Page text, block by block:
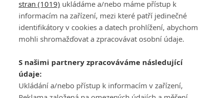
PŘIHLÁSIT
REGISTROVAT
DISKUZE
Šéfredaktorkou webu jePetr Slavík, e-mailserialy@fandimefilmu.cz
Máte-li zájem o inzerci na našem webu napište nám na e-mail
studio@koncal.com
stran (1019) ukládáme a/nebo máme přístup k
informacím na zařízení, mezi které patří jedinečné
identifikátory v cookies a datech prohlížení, abychom
mohli shromažďovat a zpracovávat osobní údaje.
S našimi partnery zpracováváme následující
údaje:
Ukládání a/nebo přístup k informacím v zařízení,